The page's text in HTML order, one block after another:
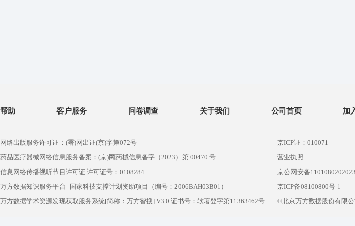
帮助 客户服务 问卷调查 关于我们 公司首页 加
网络出版服务许可证：(署)网出证(京)字第072号
药品医疗器械网络信息服务备案：(京)网药械信息备字（2023）第 00470 号
信息网络传播视听节目许可证 许可证号：0108284
万方数据知识服务平台--国家科技支撑计划资助项目（编号：2006BAH03B01）
万方数据学术资源发现获取服务系统[简称：万方智搜] V3.0 证书号：软著登字第11363462号
京ICP证：010071
营业执照
京公网安备
京ICP备08100800号-1
©北京万方数据股份有限